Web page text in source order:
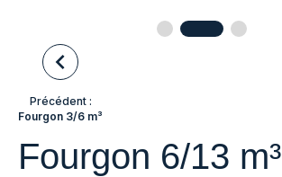
Précédent :
Fourgon 3/6 m³
Fourgon 6/13 m³